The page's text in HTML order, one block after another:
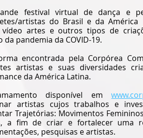
festival virtual de dança e
artistas do Brasil e da
vídeo artes e outros tipos de
da pandemia da COVID-19.
encontrada pela Corpórea
artistas e suas diversidades
da América Latina.
disponível em
artistas cujos trabalhos e
Trajetórias: Movimentos
a fim de criar e fortalecer uma
pesquisas e artistas.